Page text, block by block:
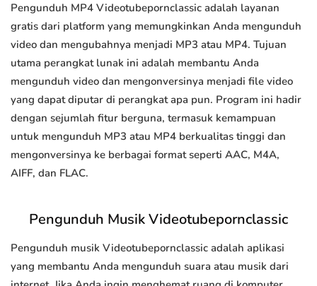
Pengunduh MP4 Videotubepornclassic adalah layanan
gratis dari platform yang memungkinkan Anda mengunduh
video dan mengubahnya menjadi MP3 atau MP4. Tujuan
utama perangkat lunak ini adalah membantu Anda
mengunduh video dan mengonversinya menjadi file video
yang dapat diputar di perangkat apa pun. Program ini hadir
dengan sejumlah fitur berguna, termasuk kemampuan
untuk mengunduh MP3 atau MP4 berkualitas tinggi dan
mengonversinya ke berbagai format seperti AAC, M4A,
AIFF, dan FLAC.
Pengunduh Musik Videotubepornclassic
Pengunduh musik Videotubepornclassic adalah aplikasi
yang membantu Anda mengunduh suara atau musik dari